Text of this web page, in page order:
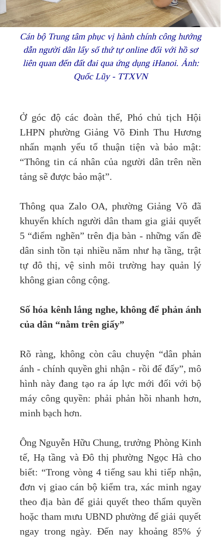
Cán bộ Trung tâm phục vị hành chính công hướng
dẫn người dân lấy số thứ tự online đối với hồ sơ
liên quan đến đất đai qua ứng dụng iHanoi. Ảnh:
Quốc Lũy - TTXVN
Ở góc độ các đoàn thể, Phó chủ tịch Hội
LHPN phường Giảng Võ Đinh Thu Hương
nhấn mạnh yếu tố thuận tiện và bảo mật:
“Thông tin cá nhân của người dân trên nền
tảng sẽ được bảo mật”.
Thông qua Zalo OA, phường Giảng Võ đã
khuyến khích người dân tham gia giải quyết
5 “điểm nghẽn” trên địa bàn - những vấn đề
dân sinh tồn tại nhiều năm như hạ tầng, trật
tự đô thị, vệ sinh môi trường hay quản lý
không gian công cộng.
Số hóa kênh lắng nghe, không để phản ánh
của dân “nằm trên giấy”
Rõ ràng, không còn câu chuyện “dân phản
ánh - chính quyền ghi nhận - rồi để đấy”, mô
hình này đang tạo ra áp lực mới đối với bộ
máy công quyền: phải phản hồi nhanh hơn,
minh bạch hơn.
Ông Nguyễn Hữu Chung, trưởng Phòng Kinh
tế, Hạ tầng và Đô thị phường Ngọc Hà cho
biết: “Trong vòng 4 tiếng sau khi tiếp nhận,
đơn vị giao cán bộ kiểm tra, xác minh ngay
theo địa bàn để giải quyết theo thẩm quyền
hoặc tham mưu UBND phường để giải quyết
ngay trong ngày. Đến nay khoảng 85% ý